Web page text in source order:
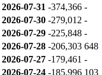
2026-07-31 -374,366 -
2026-07-30 -279,012 -
2026-07-29 -225,848 -
2026-07-28 -206,303 648
2026-07-27 -179,461 -
2026-07-24 -185,996 103